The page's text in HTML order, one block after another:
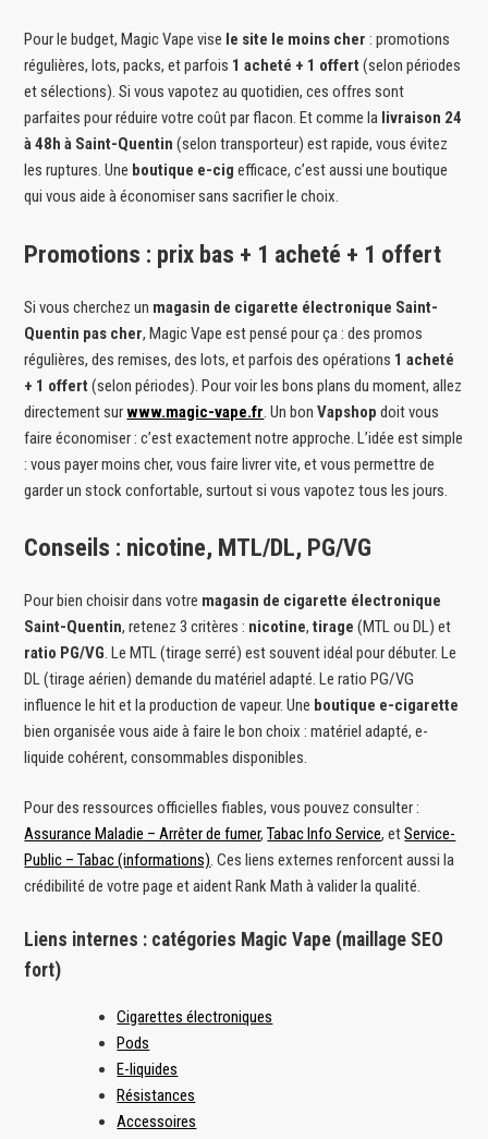
Pour le budget, Magic Vape vise le site le moins cher : promotions
régulières, lots, packs, et parfois 1 acheté + 1 offert (selon périodes
et sélections). Si vous vapotez au quotidien, ces offres sont
parfaites pour réduire votre coût par flacon. Et comme la livraison 24
à 48h à Saint-Quentin (selon transporteur) est rapide, vous évitez
les ruptures. Une boutique e-cig efficace, c’est aussi une boutique
qui vous aide à économiser sans sacrifier le choix.
Promotions : prix bas + 1 acheté + 1 offert
Si vous cherchez un magasin de cigarette électronique Saint-
Quentin pas cher, Magic Vape est pensé pour ça : des promos
régulières, des remises, des lots, et parfois des opérations 1 acheté
+ 1 offert (selon périodes). Pour voir les bons plans du moment, allez
directement surwww.magic-vape.fr. Un bonVapshop doit vous
faire économiser : c’est exactement notre approche. L’idée est simple
: vous payer moins cher, vous faire livrer vite, et vous permettre de
garder un stock confortable, surtout si vous vapotez tous les jours.
Conseils : nicotine, MTL/DL, PG/VG
Pour bien choisir dans votre magasin de cigarette électronique
Saint-Quentin, retenez 3 critères : nicotine,tirage (MTL ou DL) et
ratio PG/VG. Le MTL (tirage serré) est souvent idéal pour débuter. Le
DL (tirage aérien) demande du matériel adapté. Le ratio PG/VG
influence le hit et la production de vapeur. Une boutique e-cigarette
bien organisée vous aide à faire le bon choix : matériel adapté, e-
liquide cohérent, consommables disponibles.
Pour des ressources officielles fiables, vous pouvez consulter :
Assurance Maladie – Arrêter de fumer,Tabac Info Service, etService-
Public – Tabac (informations). Ces liens externes renforcent aussi la
crédibilité de votre page et aident Rank Math à valider la qualité.
Liens internes : catégories Magic Vape (maillage SEO
fort)
Cigarettes électroniques
Pods
E-liquides
Résistances
Accessoires